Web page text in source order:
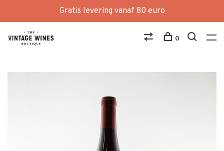
Gratis levering vanaf 80 euro
0